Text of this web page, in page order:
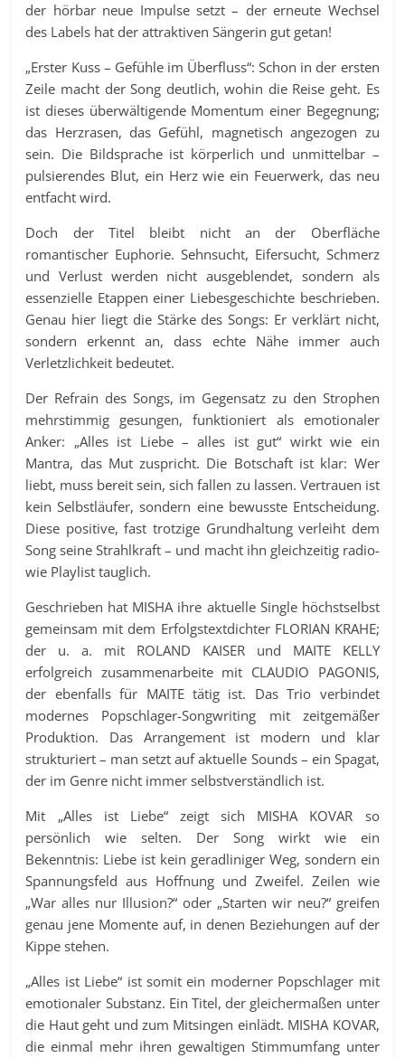
der hörbar neue Impulse setzt – der erneute Wechsel
des Labels hat der attraktiven Sängerin gut getan!
„Erster Kuss – Gefühle im Überfluss“: Schon in der ersten
Zeile macht der Song deutlich, wohin die Reise geht. Es
ist dieses überwältigende Momentum einer Begegnung;
das Herzrasen, das Gefühl, magnetisch angezogen zu
sein. Die Bildsprache ist körperlich und unmittelbar –
pulsierendes Blut, ein Herz wie ein Feuerwerk, das neu
entfacht wird.
Doch der Titel bleibt nicht an der Oberfläche
romantischer Euphorie. Sehnsucht, Eifersucht, Schmerz
und Verlust werden nicht ausgeblendet, sondern als
essenzielle Etappen einer Liebesgeschichte beschrieben.
Genau hier liegt die Stärke des Songs: Er verklärt nicht,
sondern erkennt an, dass echte Nähe immer auch
Verletzlichkeit bedeutet.
Der Refrain des Songs, im Gegensatz zu den Strophen
mehrstimmig gesungen, funktioniert als emotionaler
Anker: „Alles ist Liebe – alles ist gut“ wirkt wie ein
Mantra, das Mut zuspricht. Die Botschaft ist klar: Wer
liebt, muss bereit sein, sich fallen zu lassen. Vertrauen ist
kein Selbstläufer, sondern eine bewusste Entscheidung.
Diese positive, fast trotzige Grundhaltung verleiht dem
Song seine Strahlkraft – und macht ihn gleichzeitig radio-
wie Playlist tauglich.
Geschrieben hat MISHA ihre aktuelle Single höchstselbst
gemeinsam mit dem Erfolgstextdichter FLORIAN KRAHE;
der u. a. mit ROLAND KAISER und MAITE KELLY
erfolgreich zusammenarbeite mit CLAUDIO PAGONIS,
der ebenfalls für MAITE tätig ist. Das Trio verbindet
modernes Popschlager-Songwriting mit zeitgemäßer
Produktion. Das Arrangement ist modern und klar
strukturiert – man setzt auf aktuelle Sounds – ein Spagat,
der im Genre nicht immer selbstverständlich ist.
Mit „Alles ist Liebe“ zeigt sich MISHA KOVAR so
persönlich wie selten. Der Song wirkt wie ein
Bekenntnis: Liebe ist kein geradliniger Weg, sondern ein
Spannungsfeld aus Hoffnung und Zweifel. Zeilen wie
„War alles nur Illusion?“ oder „Starten wir neu?“ greifen
genau jene Momente auf, in denen Beziehungen auf der
Kippe stehen.
„Alles ist Liebe“ ist somit ein moderner Popschlager mit
emotionaler Substanz. Ein Titel, der gleichermaßen unter
die Haut geht und zum Mitsingen einlädt. MISHA KOVAR,
die einmal mehr ihren gewaltigen Stimmumfang unter